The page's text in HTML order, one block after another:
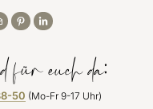
für euch da:
50 (Mo-Fr 9-17 Uhr)